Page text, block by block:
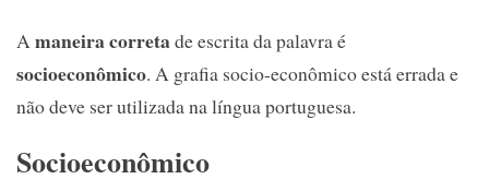
Amaneira corretade escrita da palavra é
socioeconômico. A grafia socio-econômico está errada e
não deve ser utilizada na língua portuguesa.
Socioeconômico